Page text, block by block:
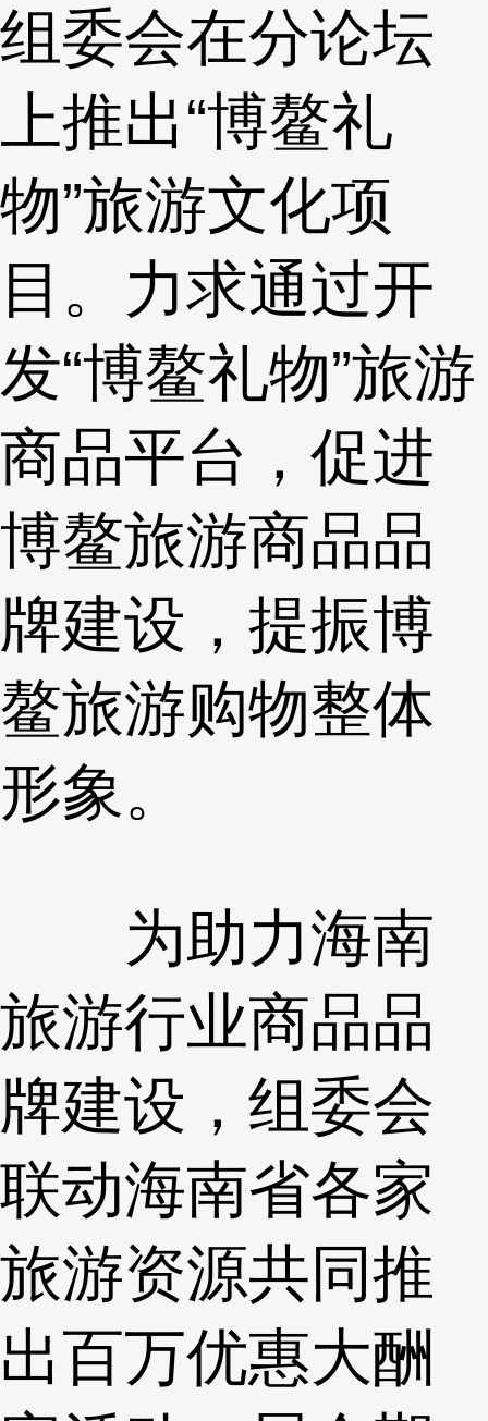
组委会在分论坛
上推出“博鳌礼
物”旅游文化项
目。力求通过开
发“博鳌礼物”旅游
商品平台，促进
博鳌旅游商品品
牌建设，提振博
鳌旅游购物整体
形象。
为助力海南
旅游行业商品品
牌建设，组委会
联动海南省各家
旅游资源共同推
出百万优惠大酬